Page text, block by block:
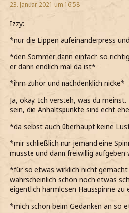
23. Januar 2021 um 16:58
Izzy:
*nur die Lippen aufeinanderpress
*den Sommer dann einfach so
er dann endlich mal da ist*
*ihm zuhör und nachdenklich nicke*
Ja, okay. Ich versteh, was du meinst.
sein, die Anhaltspunkte sind echt
*da selbst auch überhaupt keine
*mir schließlich nur jemand eine
müsste und dann freiwillig aufgeben
*für so etwas wirklich nicht gemacht
wahrscheinlich schon noch etwas
eigentlich harmlosen Hausspinne
*mich schon beim Gedanken an so